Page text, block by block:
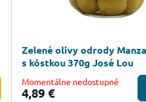
Zelené olivy odrody
s kôstkou 370g José Lou
Momentálne nedostupné
4,89 €